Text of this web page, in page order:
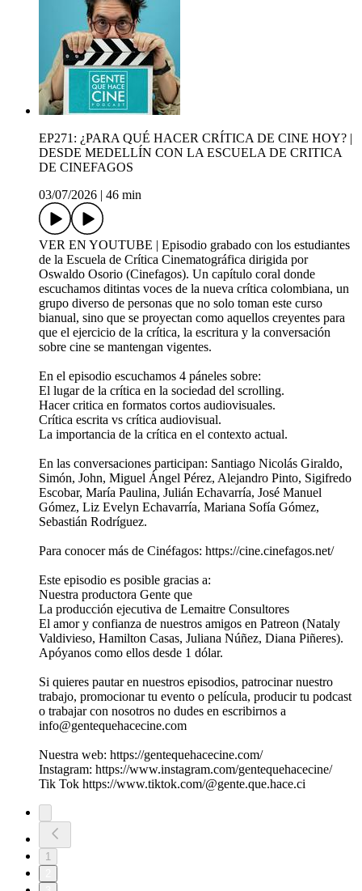
EP271: ¿PARA QUÉ HACER CRÍTICA DE CINE HOY? |
DESDE MEDELLÍN CON LA ESCUELA DE CRITICA
DE CINEFAGOS
03/07/2026
46 min
VER EN YOUTUBE | Episodio grabado con los estudiantes
de la Escuela de Crítica Cinematográfica dirigida por
Oswaldo Osorio (Cinefagos). Un capítulo coral donde
escuchamos ditintas voces de la nueva crítica colombiana, un
grupo diverso de personas que no solo toman este curso
bianual, sino que se proyectan como aquellos creyentes para
que el ejercicio de la crítica, la escritura y la conversación
sobre cine se mantengan vigentes.
En el episodio escuchamos 4 páneles sobre:
El lugar de la crítica en la sociedad del scrolling.
Hacer critica en formatos cortos audiovisuales.
Crítica escrita vs crítica audiovisual.
La importancia de la crítica en el contexto actual.
En las conversaciones participan: Santiago Nicolás Giraldo,
Simón, John, Miguel Ángel Pérez, Alejandro Pinto, Sigifredo
Escobar, María Paulina, Julián Echavarría, José Manuel
Gómez, Liz Evelyn Echavarría, Mariana Sofía Gómez,
Sebastián Rodríguez.
Para conocer más de Cinéfagos: https://cine.cinefagos.net/
Este episodio es posible gracias a:
Nuestra productora Gente que
La producción ejecutiva de Lemaitre Consultores
El amor y confianza de nuestros amigos en Patreon (Nataly
Valdivieso, Hamilton Casas, Juliana Núñez, Diana Piñeres).
Apóyanos como ellos desde 1 dólar.
Si quieres pautar en nuestros episodios, patrocinar nuestro
trabajo, promocionar tu evento o película, producir tu podcast
o trabajar con nosotros no dudes en escribirnos a
info@gentequehacecine.com
Nuestra web: https://gentequehacecine.com/
Instagram: https://www.instagram.com/gentequehacecine/
Tik Tok https://www.tiktok.com/@gente.que.hace.ci
1